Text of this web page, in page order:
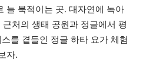
늘 북적이는 곳. 대자연에 녹아
처의 생태 공원과 정글에서 평
를 곁들인 정글 하타 요가 체험
자.